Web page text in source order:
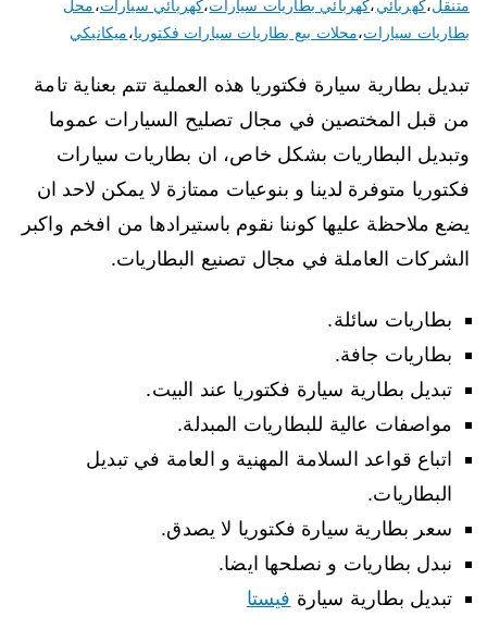
متنقل،كهربائي،كهربائي بطاريات سيارات،كهربائي سيارات،محل
بطاريات سيارات،محلات بيع بطاريات سيارات فكتوريا،ميكانيكي
تبديل بطارية سيارة فكتوريا هذه العملية تتم بعناية تامة
من قبل المختصين في مجال تصليح السيارات عموما
وتبديل البطاريات بشكل خاص، ان بطاريات سيارات
فكتوريا متوفرة لدينا و بنوعيات ممتازة لا يمكن لاحد ان
يضع ملاحظة عليها كوننا نقوم باستيرادها من افخم واكبر
الشركات العاملة في مجال تصنيع البطاريات.
بطاريات سائلة.
بطاريات جافة.
تبديل بطارية سيارة فكتوريا عند البيت.
مواصفات عالية للبطاريات المبدلة.
اتباع قواعد السلامة المهنية و العامة في تبديل
البطاريات.
سعر بطارية سيارة فكتوريا لا يصدق.
نبدل بطاريات و نصلحها ايضا.
تبديل بطارية سيارة فيستا